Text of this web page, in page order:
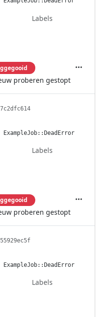
Labels
proberen gestopt
Labels
proberen gestopt
Labels